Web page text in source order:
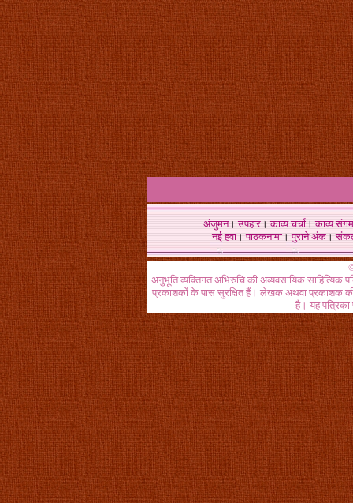
अंजुमन।उपहार।काव्य चर्चा।काव्य संगम
नई हवा। पाठकनामा। पुराने अंक।
अनुभूति व्यक्तिगत अभिरुचि की अव्यवसायिक
प्रकाशकों के पास सुरक्षित हैं। लेखक अथवा प्रकाशक की
है। यह पत्रिका